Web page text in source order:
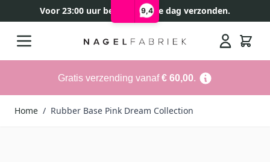
9,4
Voor 23:00 uur besteld, zelfde dag verzonden.
Gratis verzending vanaf€ 60,00.
Home / Rubber Base Pink Dream Collection